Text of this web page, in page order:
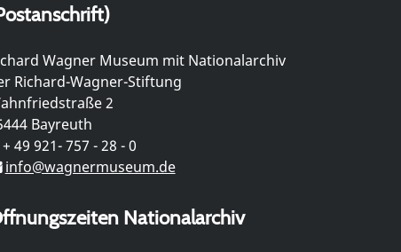
Wagner Museum mit Nationalarchiv
Richard-Wagner-Stiftung
2
Bayreuth
+ 49 921- 757 - 28 - 0
info@wagnermuseum.de
Nationalarchiv